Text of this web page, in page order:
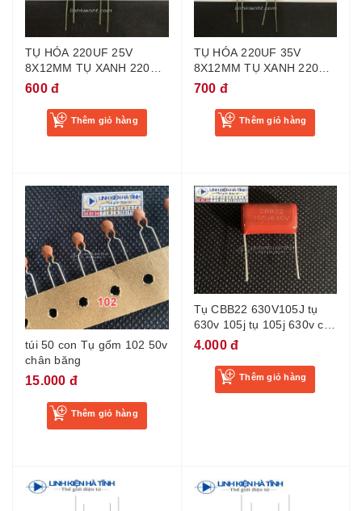
TỤ HÓA 220UF 25V
8X12MM TỤ XANH 220UF
25V - BG4
600 đ
Thêm giỏ hàng
TỤ HÓA 220UF 35V
8X12MM TỤ XANH 220UF
35V - BH05
700 đ
Thêm giỏ hàng
túi 50 con Tụ gốm 102 50v
chân băng
15.000 đ
Thêm giỏ hàng
Tụ CBB22 630V105J tụ
630v 105j tụ 105j 630v cho
máy hàn
4.000 đ
Thêm giỏ hàng